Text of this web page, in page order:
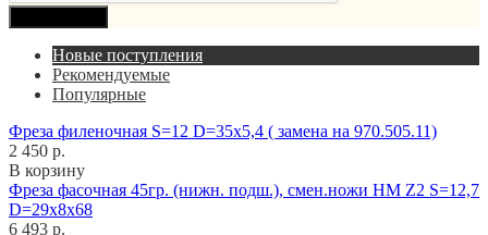
Новые поступления
Рекомендуемые
Популярные
Фреза филеночная S=12 D=35x5,4 ( замена на 970.505.11)
2 450 р.
В корзину
Фреза фасочная 45гр. (нижн. подш.), смен.ножи HM Z2 S=12,7
D=29x8x68
6 493 р.